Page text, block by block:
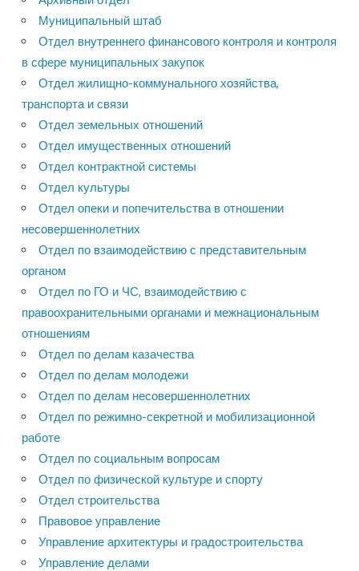
Муниципальный штаб
Отдел внутреннего финансового контроля и контроля
в сфере муниципальных закупок
Отдел жилищно-коммунального хозяйства,
транспорта и связи
Отдел земельных отношений
Отдел имущественных отношений
Отдел контрактной системы
Отдел культуры
Отдел опеки и попечительства в отношении
несовершеннолетних
Отдел по взаимодействию с представительным
органом
Отдел по ГО и ЧС, взаимодействию с
правоохранительными органами и межнациональным
отношениям
Отдел по делам казачества
Отдел по делам молодежи
Отдел по делам несовершеннолетних
Отдел по режимно-секретной и мобилизационной
работе
Отдел по социальным вопросам
Отдел по физической культуре и спорту
Отдел строительства
Правовое управление
Управление архитектуры и градостроительства
Управление делами